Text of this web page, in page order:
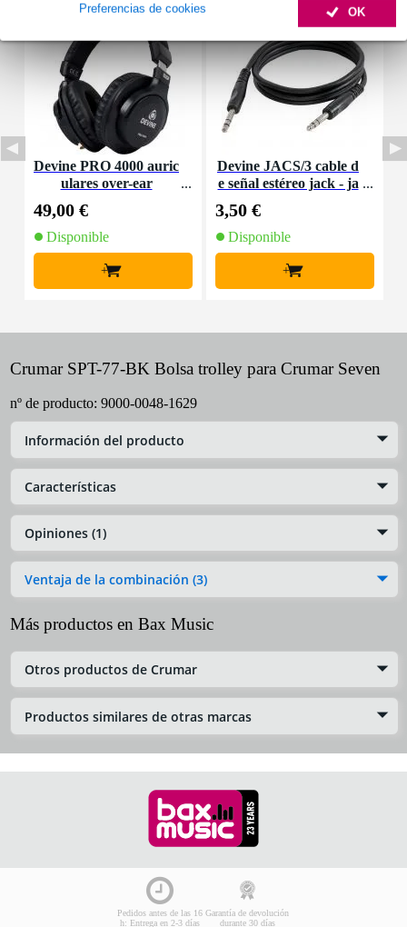
OK
Preferencias de cookies
Devine PRO 4000 auric
ulares over-ear
49,00 €
Disponible
+
Devine JACS/3 cable d
e señal estéreo jack - ja
3,50 €
Disponible
+
Crumar SPT-77-BK Bolsa trolley para Crumar Seven
nº de producto: 9000-0048-1629
Información del producto
Características
Opiniones (1)
Ventaja de la combinación (3)
Más productos en Bax Music
Otros productos de Crumar
Productos similares de otras marcas
Pedidos antes de las 16
h: Entrega en 2-3 días
Garantía de devolución
durante 30 días